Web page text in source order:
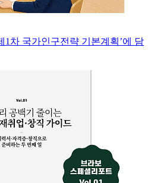
1차 국가인구전략 기본계획’에 담